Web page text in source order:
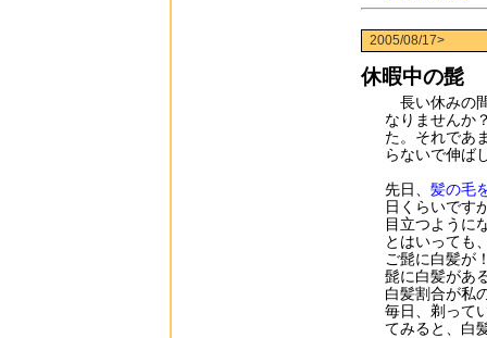
2005/08/17>
休暇中の髭
長い休みの
なりませんか
た。それであ
らないで伸ば
先日、 髪の毛
日くらいです
目立つように
とはいっても
ご髭に白髪が
髭に白髪があ
白髪割合が私
毎日、剃って
てみると、白